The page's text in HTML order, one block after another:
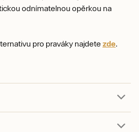
odnímatelnou opěrkou na
pro praváky najdete zde